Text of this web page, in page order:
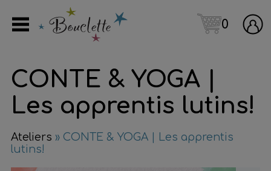
0
CONTE & YOGA |
Les apprentis lutins!
Ateliers » CONTE & YOGA | Les apprentis
lutins!